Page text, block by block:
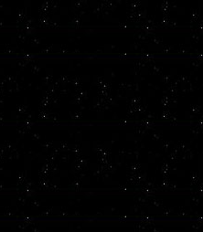
ШикаКуре
ИноИно
ПейнДей
ИтаХина
Ирука
(1)
Неджи/Тен
НаруТема
Генма
Хаяте
(1)
ИноСаку